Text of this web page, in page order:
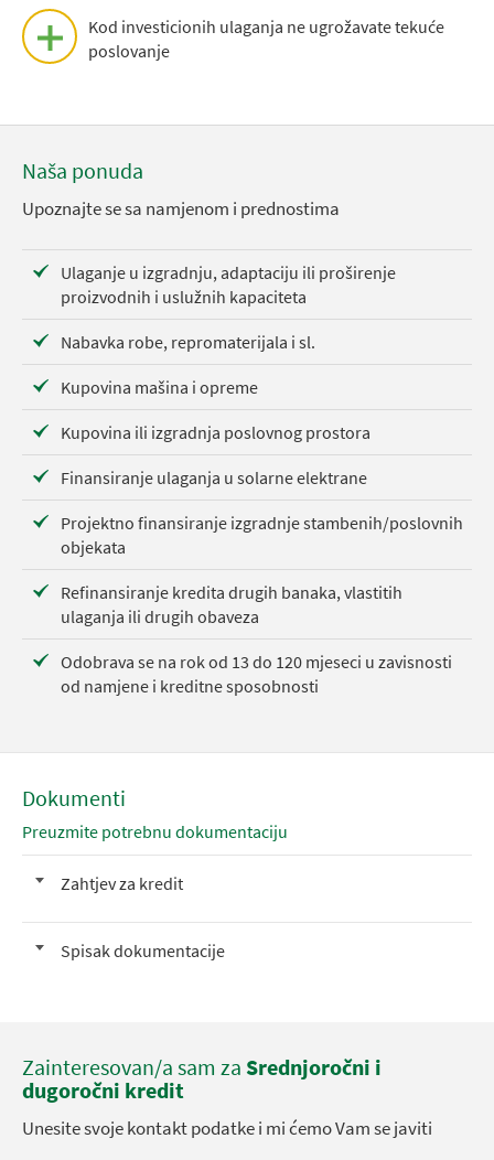
Kod investicionih ulaganja ne ugrožavate tekuće
poslovanje
Naša ponuda
Upoznajte se sa namjenom i prednostima
Ulaganje u izgradnju, adaptaciju ili proširenje
proizvodnih i uslužnih kapaciteta
Nabavka robe, repromaterijala i sl.
Kupovina mašina i opreme
Kupovina ili izgradnja poslovnog prostora
Finansiranje ulaganja u solarne elektrane
Projektno finansiranje izgradnje stambenih/poslovnih
objekata
Refinansiranje kredita drugih banaka, vlastitih
ulaganja ili drugih obaveza
Odobrava se na rok od 13 do 120 mjeseci u zavisnosti
od namjene i kreditne sposobnosti
Dokumenti
Preuzmite potrebnu dokumentaciju
Zahtjev za kredit
Spisak dokumentacije
Zainteresovan/a sam za Srednjoročni i
dugoročni kredit
Unesite svoje kontakt podatke i mi ćemo Vam se javiti